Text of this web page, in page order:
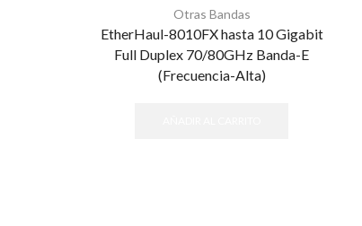
Otras Bandas
EtherHaul-8010FX hasta 10 Gigabit
Full Duplex 70/80GHz Banda-E
(Frecuencia-Alta)